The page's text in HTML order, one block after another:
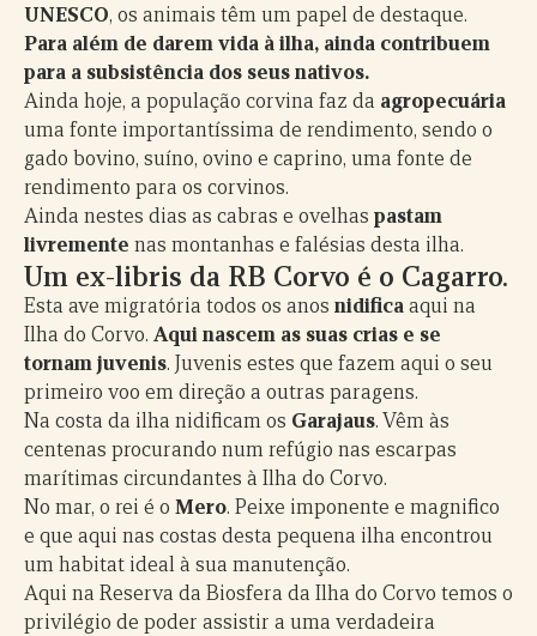
UNESCO, os animais têm um papel de destaque.
Para além de darem vida à ilha, ainda contribuem
para a subsistência dos seus nativos.
Ainda hoje, a população corvina faz da agropecuária
uma fonte importantíssima de rendimento, sendo o
gado bovino, suíno, ovino e caprino, uma fonte de
rendimento para os corvinos.
Ainda nestes dias as cabras e ovelhas pastam
livremente nas montanhas e falésias desta ilha.
Um ex-libris da RB Corvo é o Cagarro.
Esta ave migratória todos os anos nidificaaqui na
Ilha do Corvo. Aqui nascem as suas crias e se
tornam juvenis. Juvenis estes que fazem aqui o seu
primeiro voo em direção a outras paragens.
Na costa da ilha nidificam os Garajaus. Vêm às
centenas procurando num refúgio nas escarpas
marítimas circundantes à Ilha do Corvo.
No mar, o rei é o Mero. Peixe imponente e magnifico
e que aqui nas costas desta pequena ilha encontrou
um habitat ideal à sua manutenção.
Aqui na Reserva da Biosfera da Ilha do Corvo temos o
privilégio de poder assistir a uma verdadeira